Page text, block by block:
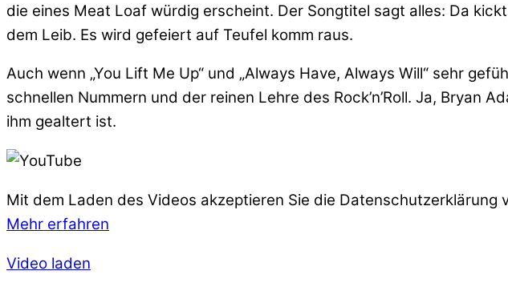
die eines Meat Loaf würdig erscheint. Der Songtitel sagt alles: Da
dem Leib. Es wird gefeiert auf Teufel komm raus.
Auch wenn „You Lift Me Up“ und „Always Have, Always Will“ sehr
schnellen Nummern und der reinen Lehre des Rock’n’Roll. Ja, Bryan
ihm gealtert ist.
Mit dem Laden des Videos akzeptieren Sie die Datenschutzerklärung
Mehr erfahren
Video laden